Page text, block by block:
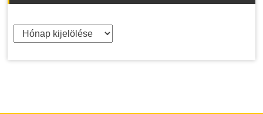
Archívum